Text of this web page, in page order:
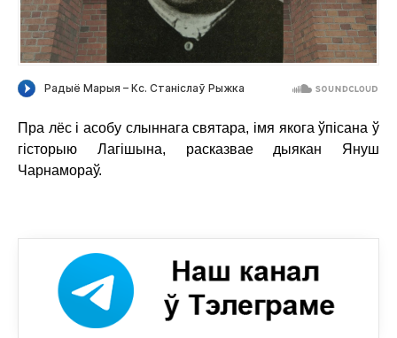
Пра лёс і асобу слыннага святара, імя якога ўпісана ў
гісторыю Лагішына, расказвае дыякан Януш
Чарнамораў.